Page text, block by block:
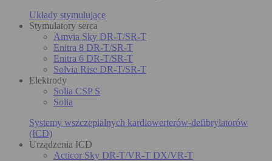
Układy stymulujące
Stymulatory serca
Amvia Sky DR-T/SR-T
Enitra 8 DR-T/SR-T
Enitra 6 DR-T/SR-T
Solvia Rise DR-T/SR-T
Elektrody
Solia CSP S
Solia
Systemy wszczepialnych kardiowerterów-defibrylatorów
(ICD)
Urządzenia ICD
Acticor Sky DR-T/VR-T DX/VR-T